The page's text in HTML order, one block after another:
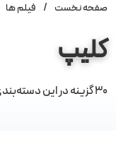
صفحه نخست / فیلم ها
کلیپ
30گزینه در این